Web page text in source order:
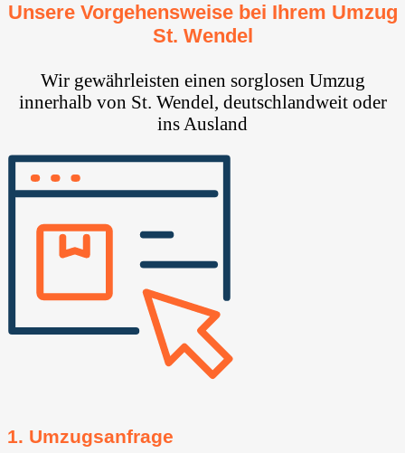
Unsere Vorgehensweise bei Ihrem Umzug
St. Wendel
Wir gewährleisten einen sorglosen Umzug
innerhalb von St. Wendel, deutschlandweit oder
ins Ausland
1. Umzugsanfrage